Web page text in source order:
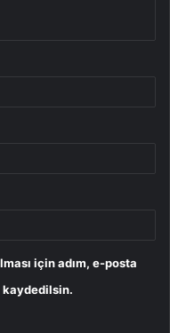
için adım, e-posta
kaydedilsin.